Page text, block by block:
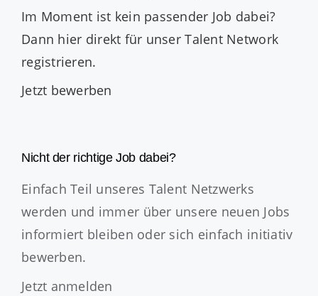
Im Moment ist kein passender Job dabei?
Dann hier direkt für unser Talent Network
registrieren.
Jetzt bewerben
Nicht der richtige Job dabei?
Einfach Teil unseres Talent Netzwerks
werden und immer über unsere neuen Jobs
informiert bleiben oder sich einfach initiativ
bewerben.
Jetzt anmelden